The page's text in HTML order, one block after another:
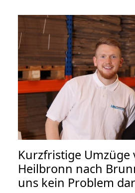
Kurzfristige Umzüge
Heilbronn nach
uns kein Problem dar